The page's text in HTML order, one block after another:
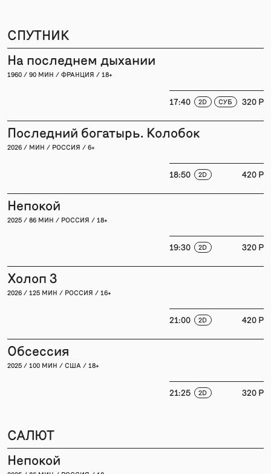
СПУТНИК
На последнем дыхании
1960 / 90 МИН / ФРАНЦИЯ / 18+
17:40 2D СУБ 320 P
Последний богатырь. Колобок
2026 / МИН / РОССИЯ / 6+
18:50 2D 420 P
Непокой
2025 / 86 МИН / РОССИЯ / 18+
19:30 2D 320 P
Холоп 3
2026 / 125 МИН / РОССИЯ / 16+
21:00 2D 420 P
Обсессия
2025 / 100 МИН / США / 18+
21:25 2D 320 P
САЛЮТ
Непокой